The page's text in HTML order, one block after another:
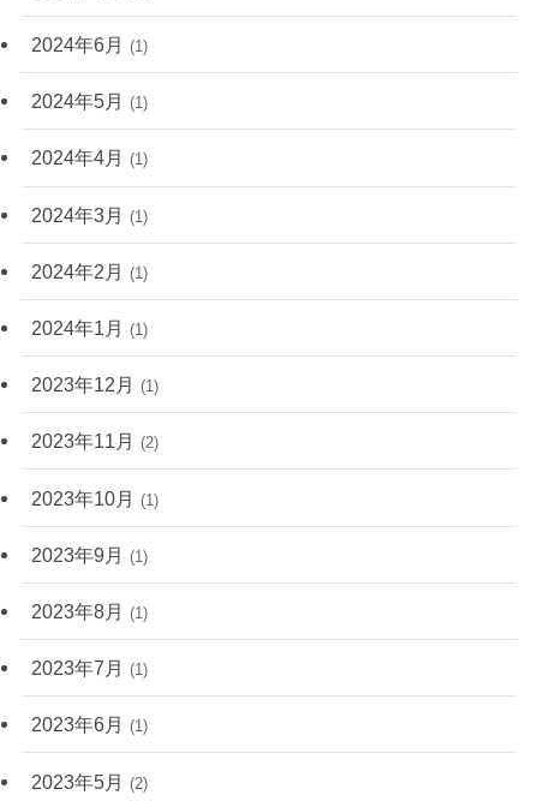
2024年6月 (1)
2024年5月 (1)
2024年4月 (1)
2024年3月 (1)
2024年2月 (1)
2024年1月 (1)
2023年12月 (1)
2023年11月 (2)
2023年10月 (1)
2023年9月 (1)
2023年8月 (1)
2023年7月 (1)
2023年6月 (1)
2023年5月 (2)